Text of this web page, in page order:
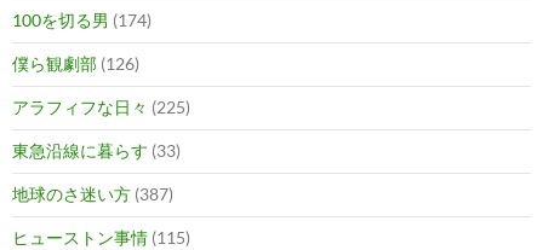
100を切る男 (174)
僕ら観劇部 (126)
アラフィフな日々 (225)
東急沿線に暮らす (33)
地球のさ迷い方 (387)
ヒューストン事情 (115)